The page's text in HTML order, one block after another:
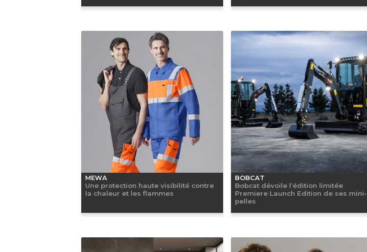
MEWA
Une protection haute visibilité contre
la chaleur et les flammes
BOBCAT
Bobcat dévoile l’édition limitée
Premiere Launch Edition de ses mini-
pelles